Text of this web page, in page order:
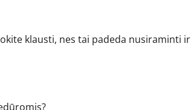
klausti, nes tai padeda nusiraminti ir